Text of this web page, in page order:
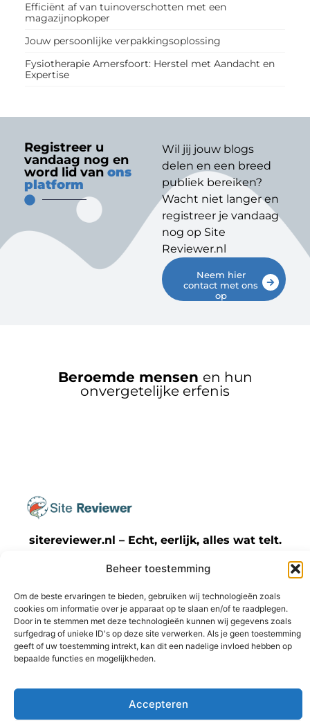
Beheer toestemming
Om de beste ervaringen te bieden, gebruiken wij technologieën zoals
cookies om informatie over je apparaat op te slaan en/of te raadplegen.
Door in te stemmen met deze technologieën kunnen wij gegevens zoals
surfgedrag of unieke ID's op deze site verwerken. Als je geen toestemming
geeft of uw toestemming intrekt, kan dit een nadelige invloed hebben op
bepaalde functies en mogelijkheden.
Accepteren
Efficiënt af van tuinoverschotten met een
magazijnopkoper
Jouw persoonlijke verpakkingsoplossing
Fysiotherapie Amersfoort: Herstel met Aandacht en
Expertise
Registreer u
vandaag nog en
word lid van ons
platform
Wil jij jouw blogs
delen en een breed
publiek bereiken?
Wacht niet langer en
registreer je vandaag
nog op Site
Reviewer.nl
Neem hier
contact met ons
op
Beroemde mensen en hun
onvergetelijke erfenis
sitereviewer.nl – Echt, eerlijk, alles wat telt.
Een verzameling van blogs en artikelen die
een breed scala aan onderwerpen uit het
dagelijks leven behandelen.
Onze
informatie
Bericht categorie